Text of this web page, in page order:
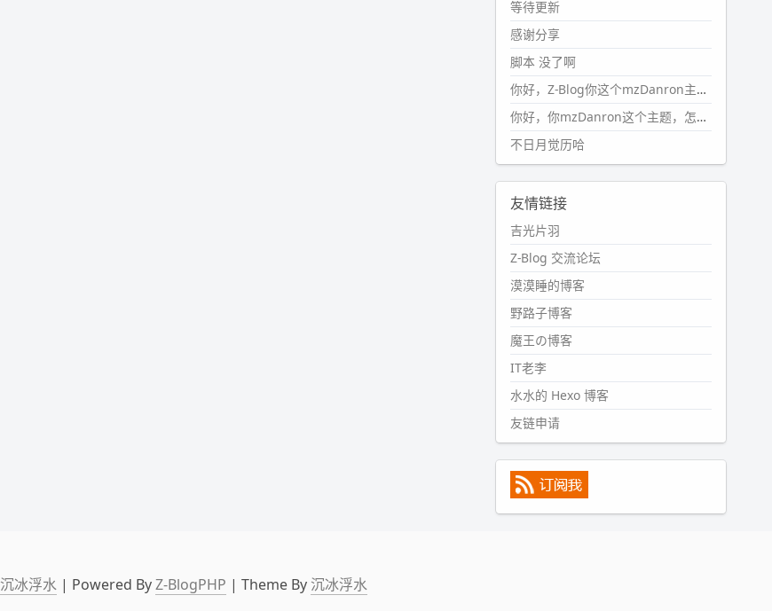
wdssmq
2024-09-23 21:00:49
#PubWord
一次？？碎雨集_沉冰浮水_第1页
https://www.wdssmq.com/ta
g/%E7%A2%8E%E9%9B%A8%E
9%9B%86/
wdssmq
2024-09-23 20:58:40
话，2024 年目前只发了 13 条
嘟？？？？
wdssmq
2024-09-15 10:32:07
#PubWordVSCode 内 git 操作卡
住的时候没办法主动取消一直是个
痛点，一般都是推送或拉取，今天
连提交都卡了。。
wdssmq
#PubWord又一个夏天过去了，
所以今年也没买防水鞋套；然后天
凉了，为了应对踢被子买了睡袋，
不知道 1.2 米会不会略窄。。
等待更新
感谢分享
脚本 没了啊
你好，Z-Blog你这个mzDanron主题，怎么去除文章标题图像和文章摘要，仅显示标题，感谢回复！
你好，你mzDanron这个主题，怎么去除文章标题的图像和文章摘要！仅显示标题，感谢回复解决！
不日月觉历哈
友情链接
吉光片羽
Z-Blog 交流论坛
漠漠睡的博客
野路子博客
魔王の博客
IT老李
水水的 Hexo 博客
友链申请
沉冰浮水| Powered ByZ-BlogPHP | Theme By 沉冰浮水